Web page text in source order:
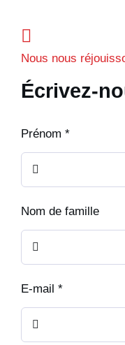
Nous nous
Écrivez-
Prénom *
Nom de famille
E-mail *